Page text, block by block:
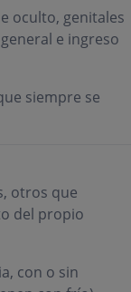
oculto, genitales
e ingreso
siempre se
otros que
del propio
con o sin